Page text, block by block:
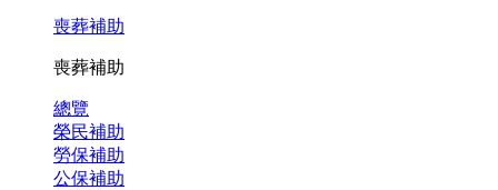
喪葬補助
喪葬補助
總覽
榮民補助
勞保補助
公保補助